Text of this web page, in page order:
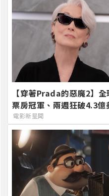
【穿著Prada的惡魔2】
票房冠軍、兩週狂破4.3億
電影新星聞